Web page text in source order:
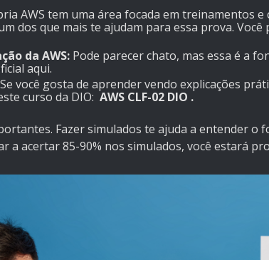
AWS tem uma área focada em treinamentos
dos que mais te ajudam para essa prova. Você
da AWS: Pode parecer chato, mas essa é a
aqui.
Se você gosta de aprender vendo explicações
curso da DIO: AWS CLF-02 DIO .
Fazer simulados te ajuda a entender o
a acertar 85-90% nos simulados, você estará